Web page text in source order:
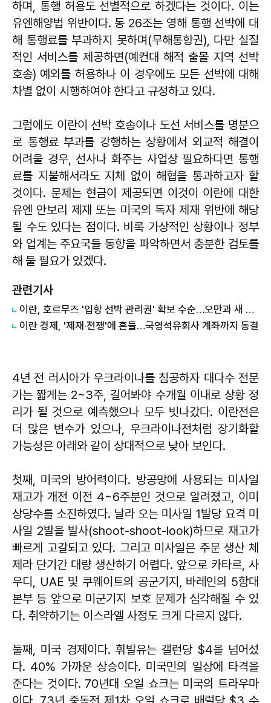
하며, 통행 허용도 선별적으로 하겠다는 것이다. 이는
유엔해양법 위반이다. 동 26조는 영해 통행 선박에 대
해 통행료를 부과하지 못하며(무해통항권), 다만 실질
적인 서비스를 제공하면(예컨대 해적 출몰 지역 선박
호송) 예외를 허용하나 이 경우에도 모든 선박에 대해
차별 없이 시행하여야 한다고 규정하고 있다.
그럼에도 이란이 선박 호송이나 도선 서비스를 명분으
로 통행료 부과를 강행하는 상황에서 외교적 해결이
어려울 경우, 선사나 화주는 사업상 필요하다면 통행
료를 지불해서라도 지체 없이 해협을 통과하고자 할
것이다. 문제는 현금이 제공되면 이것이 이란에 대한
유엔 안보리 제재 또는 미국의 독자 제재 위반에 해당
될 수도 있다는 점이다. 비록 가상적인 상황이나 정부
와 업계는 주요국들 동향을 파악하면서 충분한 검토를
해 둘 필요가 있겠다.
관련기사
이란, 호르무즈 '입항 선박 관리권' 확보 수순…오만과 새 항로 합의
이란 경제, '제재·전쟁'에 흔들…국영석유회사 계좌까지 동결
4년 전 러시아가 우크라이나를 침공하자 대다수 전문
가는 짧게는 2~3주, 길어봐야 수개월 이내로 상황 정
리가 될 것으로 예측했으나 모두 빗나갔다. 이란전은
더 많은 변수가 있으나, 우크라이나전처럼 장기화할
가능성은 아래와 같이 상대적으로 낮아 보인다.
첫째, 미국의 방어력이다. 방공망에 사용되는 미사일
재고가 개전 이전 4~6주분인 것으로 알려졌고, 이미
상당수를 소진하였다. 날라 오는 미사일 1발당 요격 미
사일 2발을 발사(shoot-shoot-look)하므로 재고가
빠르게 고갈되고 있다. 그리고 미사일은 주문 생산 체
제라 단기간 대량 생산하기 어렵다. 앞으로 카타르, 사
우디, UAE 및 쿠웨이트의 공군기지, 바레인의 5함대
본부 등 앞으로 미군기지 보호 문제가 심각해질 수 있
다. 취약하기는 이스라엘 사정도 크게 다르지 않다.
둘째, 미국 경제이다. 휘발유는 갤런당 $4을 넘어섰
다. 40% 가까운 상승이다. 미국민의 일상에 타격을
준다는 것이다. 70년대 오일 쇼크는 미국의 트라우마